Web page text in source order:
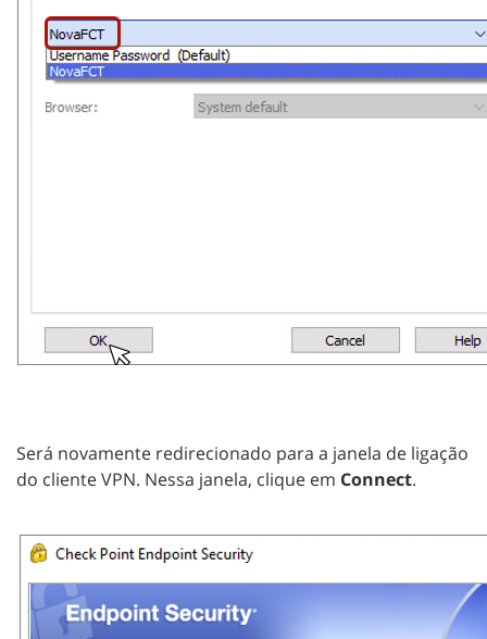
Será novamente redirecionado para a janela de ligação
do cliente VPN. Nessa janela, clique em Connect.